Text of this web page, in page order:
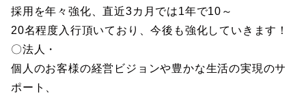
採用を年々強化、直近3カ月では1年で10～
20名程度入行頂いており、今後も強化していきます！
〇法人・
個人のお客様の経営ビジョンや豊かな生活の実現のサ
ポート、